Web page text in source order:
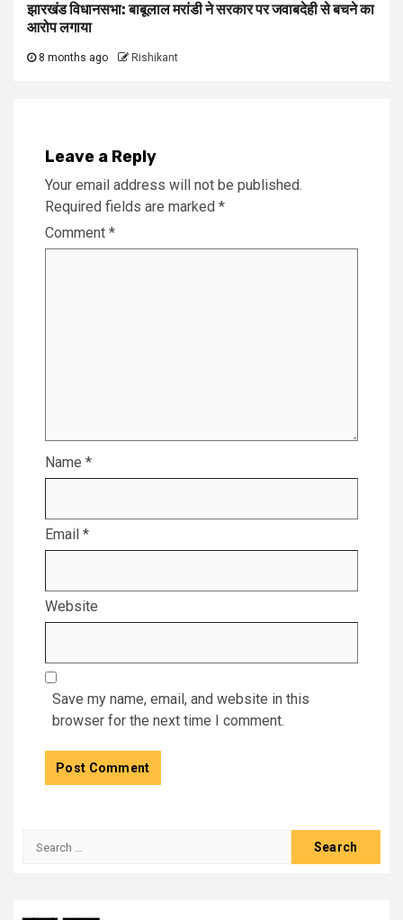
झारखंड विधानसभा: बाबूलाल मरांडी ने सरकार पर जवाबदेही से बचने का
आरोप लगाया
8 months ago Rishikant
Leave a Reply
Your email address will not be published.
Required fields are marked *
Comment *
Name *
Email *
Website
Save my name, email, and website in this
browser for the next time I comment.
Search